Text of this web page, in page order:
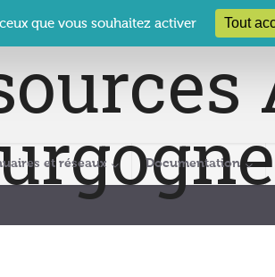
– 19-21 rue Coty – 21 000 DIJON
et réseaux Documentation
que vous souhaitez activer Tout